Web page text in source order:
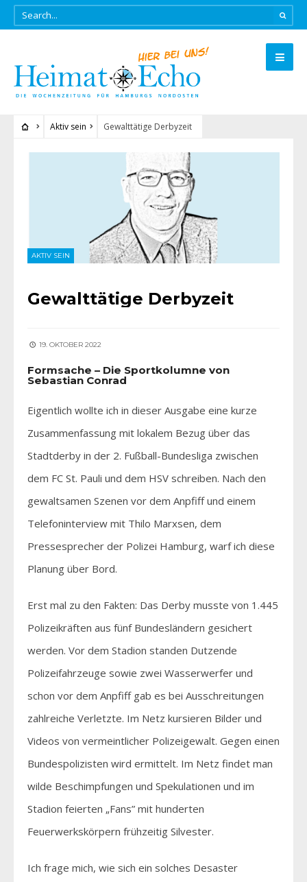
Aktiv sein Gewalttätige Derbyzeit
AKTIV SEIN
Gewalttätige Derbyzeit
19. OKTOBER 2022
Formsache – Die Sportkolumne von
Sebastian Conrad
Eigentlich wollte ich in dieser Ausgabe eine kurze
Zusammenfassung mit lokalem Bezug über das
Stadtderby in der 2. Fußball-Bundesliga zwischen
dem FC St. Pauli und dem HSV schreiben. Nach den
gewaltsamen Szenen vor dem Anpfiff und einem
Telefoninterview mit Thilo Marxsen, dem
Pressesprecher der Polizei Hamburg, warf ich diese
Planung über Bord.
Erst mal zu den Fakten: Das Derby musste von 1.445
Polizeikräften aus fünf Bundesländern gesichert
werden. Vor dem Stadion standen Dutzende
Polizeifahrzeuge sowie zwei Wasserwerfer und
schon vor dem Anpfiff gab es bei Ausschreitungen
zahlreiche Verletzte. Im Netz kursieren Bilder und
Videos von vermeintlicher Polizeigewalt. Gegen einen
Bundespolizisten wird ermittelt. Im Netz findet man
wilde Beschimpfungen und Spekulationen und im
Stadion feierten „Fans” mit hunderten
Feuerwerkskörpern frühzeitig Silvester.
Ich frage mich, wie sich ein solches Desaster